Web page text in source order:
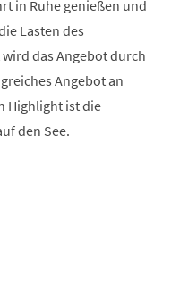
in Ruhe genießen und
Lasten des
das Angebot durch
Angebot an
Highlight ist die
den See.